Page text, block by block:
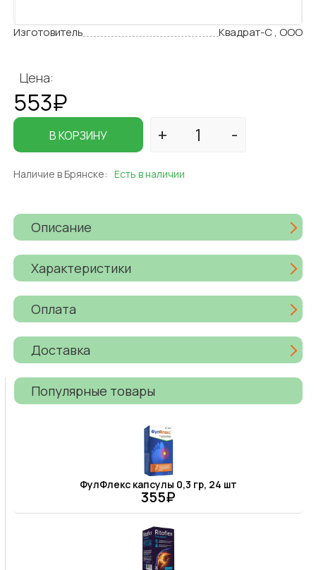
Изготовитель Квадрат-С , ООО
Цена:
553₽
В КОРЗИНУ
Наличие в Брянске: Есть в наличии
Описание
Характеристики
Оплата
Доставка
Популярные товары
ФулФлекс капсулы 0,3 гр, 24 шт
355₽